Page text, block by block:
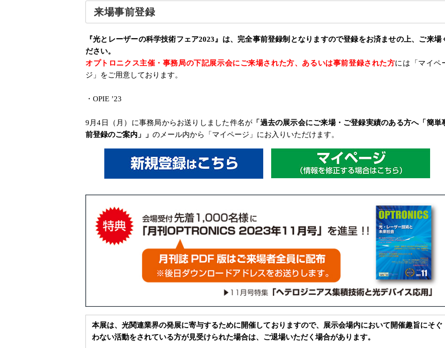
来場事前登録
『光とレーザーの科学技術フェア2023』は、完全事前登録制となりますので登録をお済ませの上、ご来場
ださい。
オプトロニクス主催・事務局の下記展示会にご来場された方、あるいは事前登録された方には「マイペ
ジ」をご用意しております。
・OPIE ’23
9月4日（月）に事務局からお送りしました件名が 「過去の展示会にご来場・ご登録実績のある方へ「簡単
前登録のご案内」」 のメール内から「マイページ」にお入りいただけます。
本展は、光関連業界の発展に寄与するために開催しておりますので、展示会場内において開催趣旨にそぐ
わない活動をされている方が見受けられた場合は、ご退場いただく場合があります。